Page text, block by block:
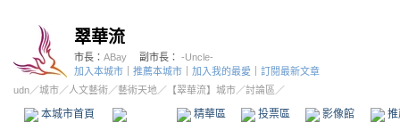
翠華流
市長： ABay 副市長： -Uncle-
加入本城市
推薦本城市 加入我的最愛
訂閱最新文章
udn／城市／人文藝術／藝術天地／ 【翠華流】城市／討論區／
本城市首頁 精華區 投票區 影像館